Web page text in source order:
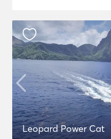
Leopard Power Cat